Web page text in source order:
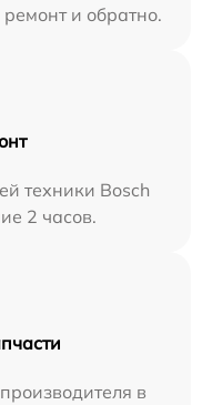
и обратно.
техники Bosch
2 часов.
в